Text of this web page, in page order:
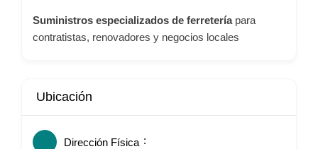
Suministros especializados de ferreteríapara
contratistas, renovadores y negocios locales
Ubicación
Dirección Física